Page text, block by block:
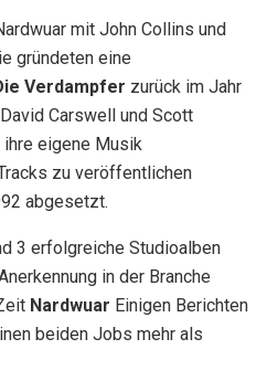
mit John Collins und
gründeten eine
Verdampfer zurück im Jahr
Carswell und Scott
ihre eigene Musik
zu veröffentlichen
abgesetzt.
3 erfolgreiche Studioalben
in der Branche
Nardwuar Einigen Berichten
beiden Jobs mehr als